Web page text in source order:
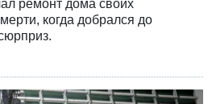
ремонт дома своих
когда добрался до